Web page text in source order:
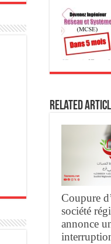
Related
Coupure
société
annonce